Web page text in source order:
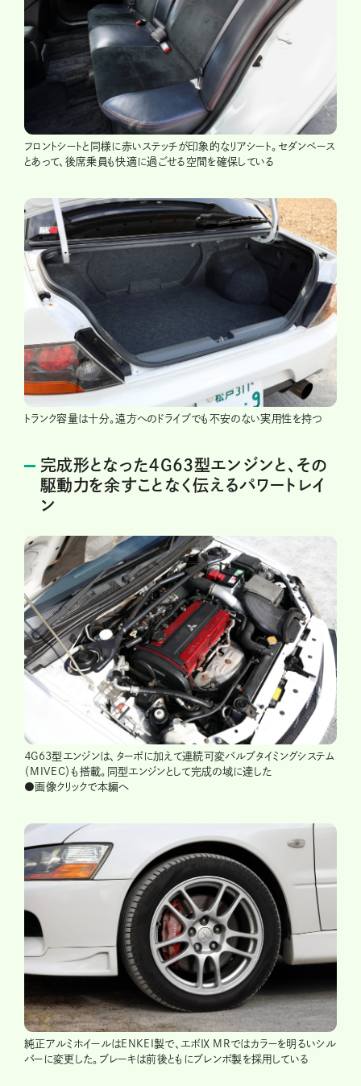
フロントシートと同様に赤いステッチが印象的なリアシート。セダンベース
とあって、後席乗員も快適に過ごせる空間を確保している
トランク容量は十分。遠方へのドライブでも不安のない実用性を持つ
完成形となった４G63型エンジンと、その
駆動力を余すことなく伝えるパワートレイ
ン
４G63型エンジンは、ターボに加えて連続可変バルブタイミングシステム
（MIVEC）も搭載。同型エンジンとして完成の域に達した
●画像クリックで本編へ
純正アルミホイールはENKEI製で、エボⅨ MRではカラーを明るいシル
バーに変更した。ブレーキは前後ともにブレンボ製を採用している